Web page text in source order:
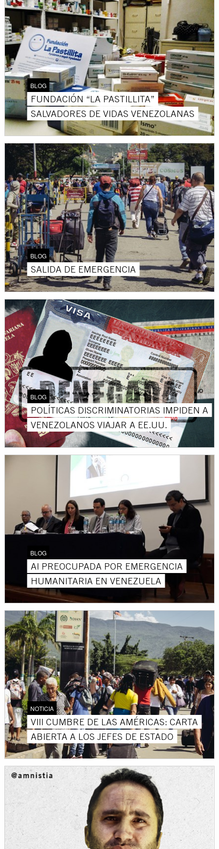
BLOG
FUNDACIÓN “LA PASTILLITA”
SALVADORES DE VIDAS VENEZOLANAS
BLOG
SALIDA DE EMERGENCIA
BLOG
POLÍTICAS DISCRIMINATORIAS IMPIDEN A
VENEZOLANOS VIAJAR A EE.UU.
BLOG
AI PREOCUPADA POR EMERGENCIA
HUMANITARIA EN VENEZUELA
NOTICIA
VIII CUMBRE DE LAS AMÉRICAS: CARTA
ABIERTA A LOS JEFES DE ESTADO